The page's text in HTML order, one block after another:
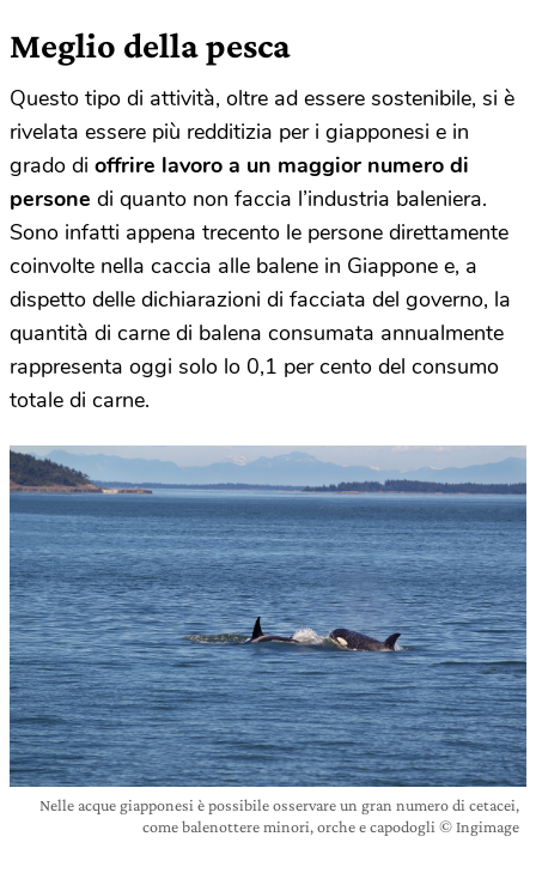
Meglio della pesca
Questo tipo di attività, oltre ad essere sostenibile, si è
rivelata essere più redditizia per i giapponesi e in
grado di offrire lavoro a un maggior numero di
persone di quanto non faccia l’industria baleniera.
Sono infatti appena trecento le persone direttamente
coinvolte nella caccia alle balene in Giappone e, a
dispetto delle dichiarazioni di facciata del governo, la
quantità di carne di balena consumata annualmente
rappresenta oggi solo lo 0,1 per cento del consumo
totale di carne.
Nelle acque giapponesi è possibile osservare un gran numero di cetacei,
come balenottere minori, orche e capodogli © Ingimage